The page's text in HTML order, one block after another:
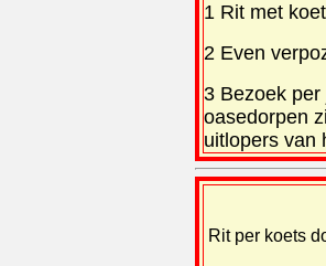
1 Rit met
2 Even
3 Bezoek
oasedorpen
uitlopers van
Rit per koets